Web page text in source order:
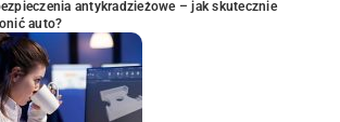
antykradzieżowe – jak skutecznie
auto?